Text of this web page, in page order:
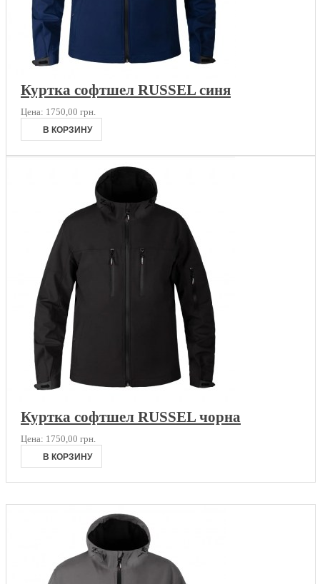
Куртка софтшел RUSSEL синя
Цена: 1750,00 грн.
Куртка софтшел RUSSEL чорна
Цена: 1750,00 грн.